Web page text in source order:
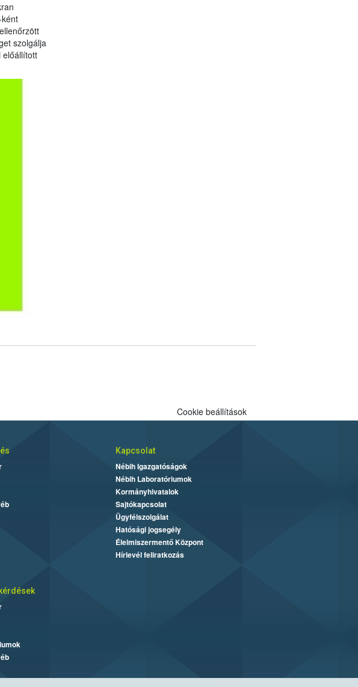
szolgálja
előállított
Cookie beállítások
Kapcsolat
Nébih Igazgatóságok
Nébih Laboratóriumok
Kormányhivatalok
Sajtókapcsolat
Ügyfélszolgálat
Hatósági jogsegély
Élelmiszermentő Központ
Hírlevél feliratkozás